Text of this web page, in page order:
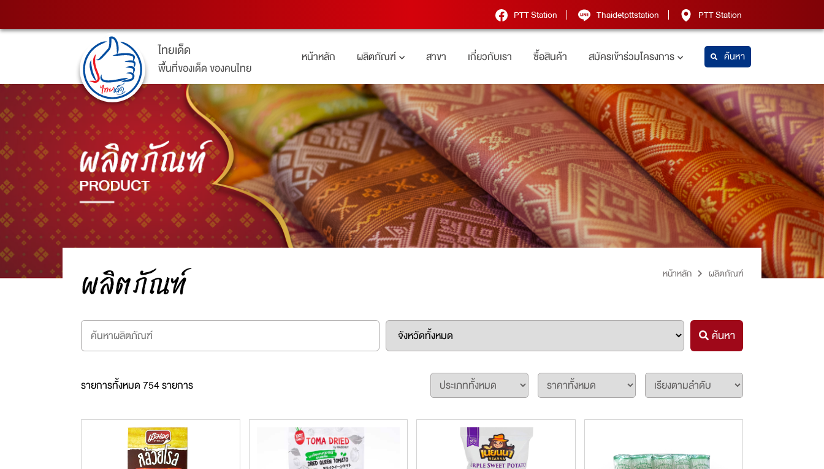
PTT Station Thaidetpttstation PTT Station
ไทยเด็ด
พื้นที่ของเด็ด ของคนไทย
หน้าหลัก ผลิตภัณฑ์ สาขา เกี่ยวกับเรา ซื้อสินค้า สมัครเข้าร่วมโครงการ ค้นหา
ผลิตภัณฑ์ หน้าหลัก ผลิตภัณฑ์
ค้นหา
รายการทั้งหมด 754 รายการ